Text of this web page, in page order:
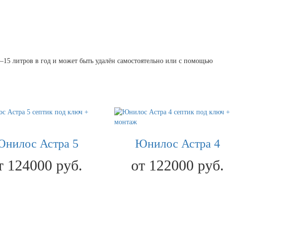
литров в год и может быть удалён самостоятельно или с помощью
Астра 5
124000 руб.
Юнилос Астра 4
от 122000 руб.